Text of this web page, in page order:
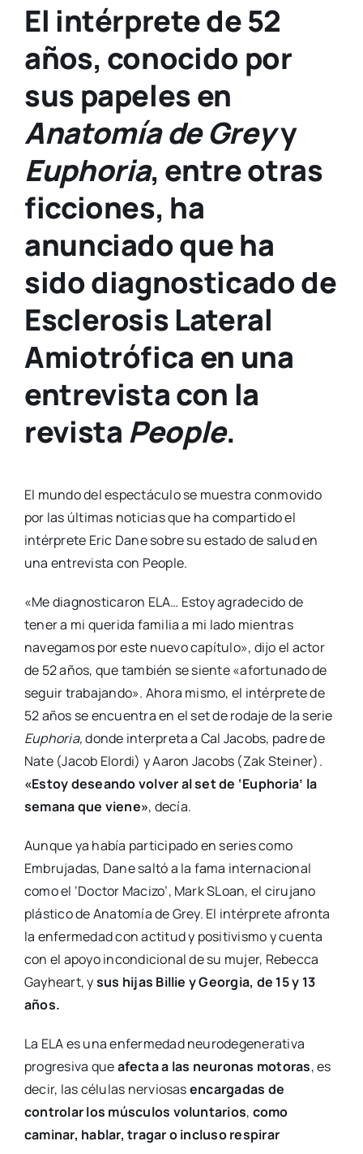
El intérprete de 52
años, conocido por
sus papeles en
Anatomía de Greyy
Euphoria, entre otras
ficciones, ha
anunciado que ha
sido diagnosticado de
Esclerosis Lateral
Amiotrófica en una
entrevista con la
revista People.
El mundo del espectáculo se muestra conmovido
por las últimas noticias que ha compartido el
intérprete Eric Dane sobre su estado de salud en
una entrevista con People.
«Me diagnosticaron ELA… Estoy agradecido de
tener a mi querida familia a mi lado mientras
navegamos por este nuevo capítulo», dijo el actor
de 52 años, que también se siente «afortunado de
seguir trabajando». Ahora mismo, el intérprete de
52 años se encuentra en el set de rodaje de la serie
Euphoria,donde interpreta a Cal Jacobs, padre de
Nate (Jacob Elordi) y Aaron Jacobs (Zak Steiner).
«Estoy deseando volver al set de ‘Euphoria’ la
semana que viene», decía.
Aunque ya había participado en series como
Embrujadas, Dane saltó a la fama internacional
como el ‘Doctor Macizo’, Mark SLoan, el cirujano
plástico de Anatomía de Grey. El intérprete afronta
la enfermedad con actitud y positivismo y cuenta
con el apoyo incondicional de su mujer, Rebecca
Gayheart, ysus hijas Billie y Georgia, de 15 y 13
años.
La ELA es una enfermedad neurodegenerativa
progresiva queafecta a las neuronas motoras, es
decir, las células nerviosasencargadas de
controlar los músculos voluntarios, como
caminar, hablar, tragar o incluso respirar